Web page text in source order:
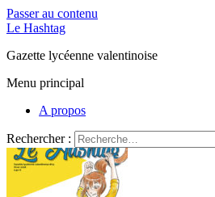
Passer au contenu
Le Hashtag
Gazette lycéenne valentinoise
Menu principal
A propos
Rechercher :